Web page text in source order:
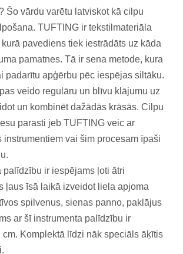
Šo vārdu varētu latviskot kā cilpu
TUFTING ir tekstilmateriāla
pavediens tiek iestrādāts uz kāda
pamatnes. Tā ir sena metode, kura
padarītu apģērbu pēc iespējas siltāku.
veido regulāru un blīvu klājumu uz
un kombinēt dažādās krāsās. Cilpu
parasti jeb TUFTING veic ar
instrumentiem vai šim procesam īpaši
palīdzību ir iespējams ļoti ātri
ļaus īsā laikā izveidot liela apjoma
spilvenus, sienas panno, paklājus
ar šī instrumenta palīdzību ir
cm. Komplektā līdzi nāk speciāls āķītis